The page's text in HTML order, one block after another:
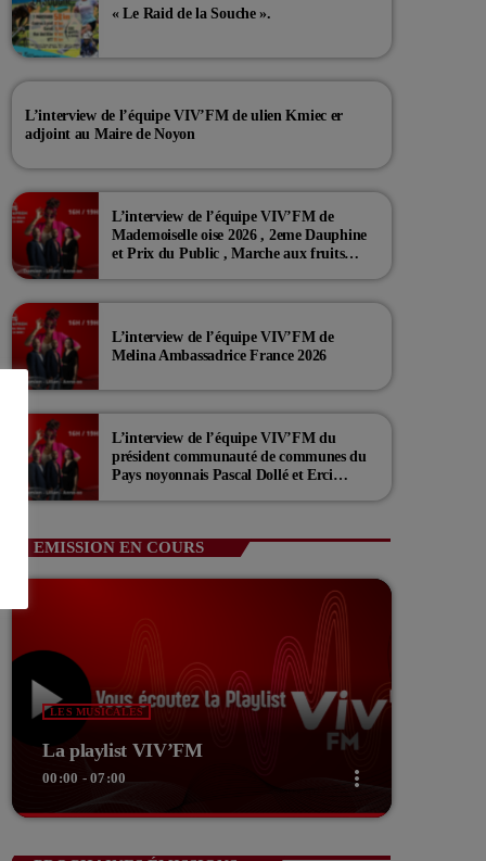
« Le Raid de la Souche ».
L’interview de l’équipe VIV’FM de ulien Kmiec er
adjoint au Maire de Noyon
L’interview de l’équipe VIV’FM de
Mademoiselle oise 2026 , 2eme Dauphine
et Prix du Public , Marche aux fruits
L’interview de l’équipe VIV’FM de
Melina Ambassadrice France 2026
L’interview de l’équipe VIV’FM du
président communauté de communes du
Pays noyonnais Pascal Dollé et Erci
EMISSION EN COURS
LES MUSICALES
La playlist VIV’FM
00:00 - 07:00 more_vert